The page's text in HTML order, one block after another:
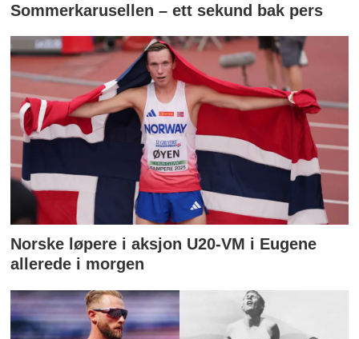
Sommerkarusellen – ett sekund bak pers
Norske løpere i aksjon U20-VM i Eugene
allerede i morgen